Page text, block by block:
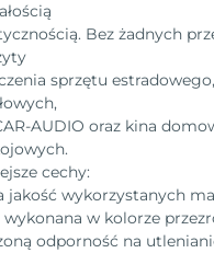
Bez żadnych
sprzętu
AUDIO oraz kina
cechy:
jakość wykorzystanych
wykonana w kolorze
odporność na